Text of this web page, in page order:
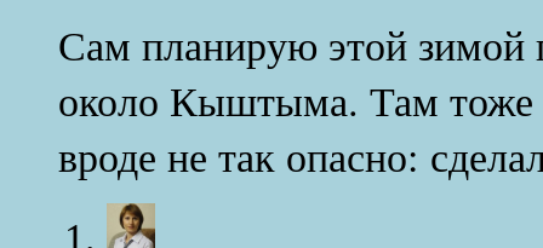
Сам планирую этой зимой
около Кыштыма. Там тоже
вроде не так опасно: